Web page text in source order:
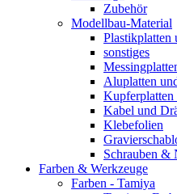
Zubehör
Modellbau-Material
Plastikplatten
sonstiges
Aluplatten
Kabel und
Klebefolien
Schrauben &
Farben & Werkzeuge
Farben - Tamiya